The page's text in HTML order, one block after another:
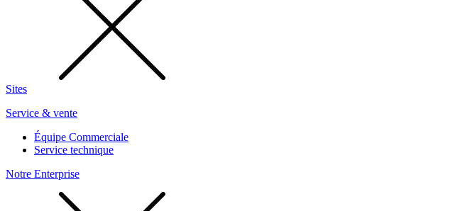
Sites
Service & vente
Équipe Commerciale
Service technique
Notre Enterprise